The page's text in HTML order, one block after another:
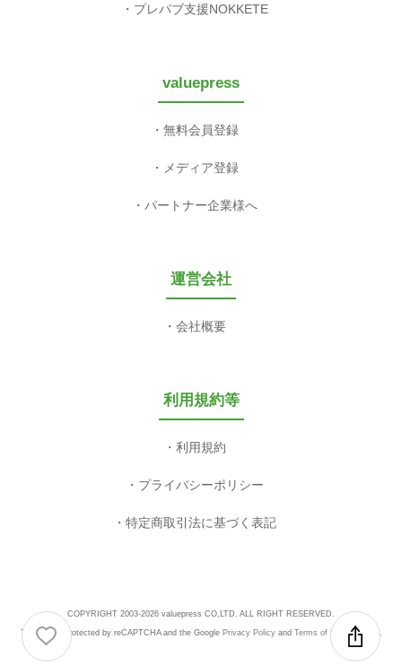
プレパブ支援NOKKETE
valuepress
無料会員登録
メディア登録
パートナー企業様へ
運営会社
会社概要
利用規約等
利用規約
プライバシーポリシー
特定商取引法に基づく表記
COPYRIGHT 2003-2026 valuepress CO,LTD. ALL RIGHT RESERVED.
This site is protected by reCAPTCHA and the Google Privacy Policyand Terms of Serviceapply.